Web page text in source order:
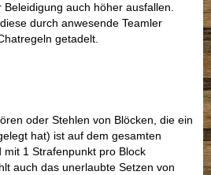
auch höher ausfallen.
durch anwesende Teamler
getadelt.
oder Stehlen von Blöcken, die ein
hat) ist auf dem gesamten
1 Strafenpunkt pro Block
auch das unerlaubte Setzen von